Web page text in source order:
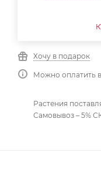
Хочу в подарок
Можно оплатить
Растения
Самовывоз – 5%